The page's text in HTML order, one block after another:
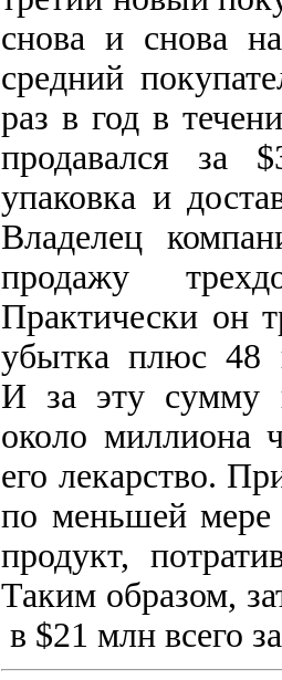
снова и снова
средний
раз в год в
продавался за
упаковка и
Владелец
продажу
Практически он
убытка плюс 48
И за эту сумму
около миллиона
его лекарство.
по меньшей мере
продукт,
Таким образом,
в $21 млн всего